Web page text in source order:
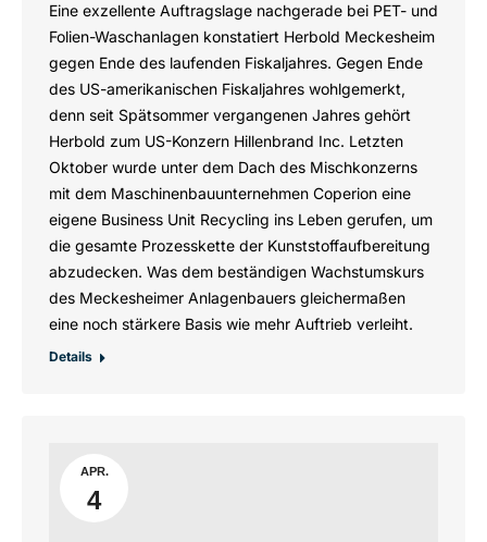
Eine exzellente Auftragslage nachgerade bei PET- und
Folien-Waschanlagen konstatiert Herbold Meckesheim
gegen Ende des laufenden Fiskaljahres. Gegen Ende
des US-amerikanischen Fiskaljahres wohlgemerkt,
denn seit Spätsommer vergangenen Jahres gehört
Herbold zum US-Konzern Hillenbrand Inc. Letzten
Oktober wurde unter dem Dach des Mischkonzerns
mit dem Maschinenbauunternehmen Coperion eine
eigene Business Unit Recycling ins Leben gerufen, um
die gesamte Prozesskette der Kunststoffaufbereitung
abzudecken. Was dem beständigen Wachstumskurs
des Meckesheimer Anlagenbauers gleichermaßen
eine noch stärkere Basis wie mehr Auftrieb verleiht.
Details
APR.
4